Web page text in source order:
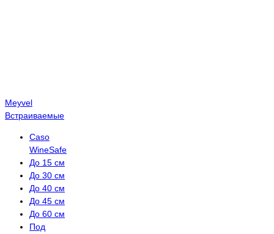
Meyvel
Встраиваемые
Caso
WineSafe
До 15 см
До 30 см
До 40 см
До 45 см
До 60 см
Под